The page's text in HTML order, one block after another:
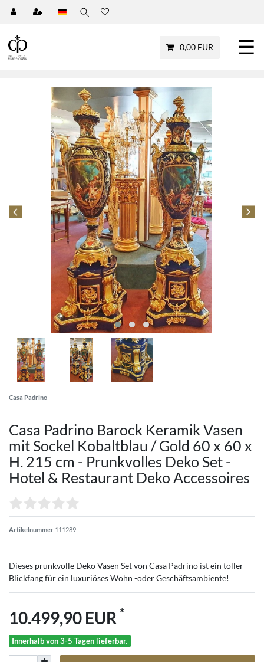
0,00 EUR ☰
Casa Padrino
Casa Padrino Barock Keramik Vasen
mit Sockel Kobaltblau / Gold 60 x 60 x
H. 215 cm - Prunkvolles Deko Set -
Hotel & Restaurant Deko Accessoires
Artikelnummer 111289
Dieses prunkvolle Deko Vasen Set von Casa Padrino ist ein toller
Blickfang für ein luxuriöses Wohn -oder Geschäftsambiente!
10.499,90 EUR *
Innerhalb von 3-5 Tagen lieferbar.